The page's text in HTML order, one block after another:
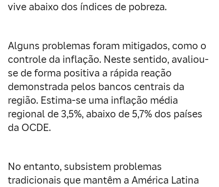
vive abaixo dos índices de pobreza.
Alguns problemas foram mitigados, como o
controle da inflação. Neste sentido, avaliou-
se de forma positiva a rápida reação
demonstrada pelos bancos centrais da
região. Estima-se uma inflação média
regional de 3,5%, abaixo de 5,7% dos países
da OCDE.
No entanto, subsistem problemas
tradicionais que mantêm a América Latina